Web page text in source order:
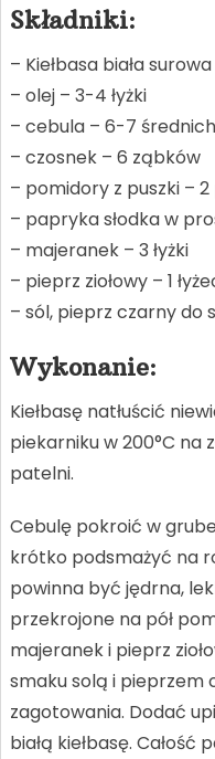
Składniki:
– Kiełbasa biała
– olej – 3-4 łyżki
– cebula – 6-7
– czosnek – 6 ząbków
– pomidory z puszki –
– papryka słodka w
– majeranek – 3 łyżki
– pieprz ziołowy – 1
– sól, pieprz czarny do
Wykonanie:
Kiełbasę natłuścić
piekarniku w 200°C na
patelni.
Cebulę pokroić w
krótko podsmażyć na
powinna być jędrna,
przekrojone na pół
majeranek i pieprz
smaku solą i pieprzem
zagotowania. Dodać
białą kiełbasę.